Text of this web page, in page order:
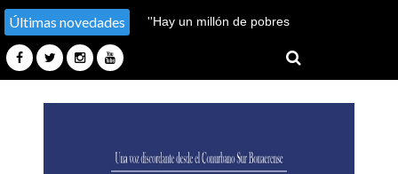
Últimas novedades
''Hay un millón de pobres